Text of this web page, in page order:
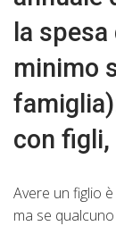
la
minimo
con figli,
Avere un figlio
ma se